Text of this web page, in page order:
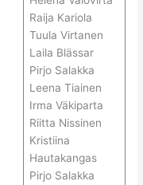
Raija Kariola
Tuula Virtanen
Laila Blässar
Pirjo Salakka
Leena Tiainen
Irma Väkiparta
Riitta Nissinen
Kristiina
Hautakangas
Pirjo Salakka